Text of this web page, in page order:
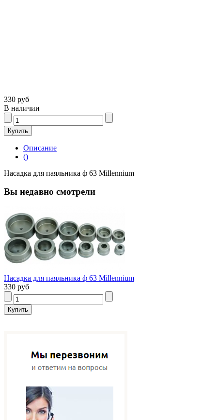
330 руб
В наличии
Описание
()
Насадка для паяльника ф 63 Millennium
Вы недавно смотрели
Насадка для паяльника ф 63 Millennium
330 руб